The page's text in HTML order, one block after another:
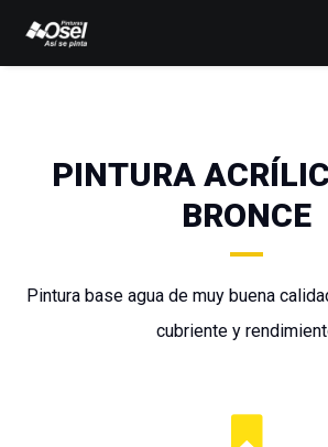
PINTURA
BRONCE
Pintura base agua de muy buena
cubriente y